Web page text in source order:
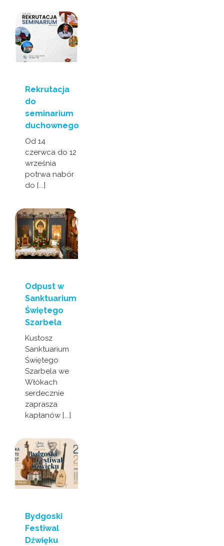
Rekrutacja
do
seminarium
duchownego
Od 14
czerwca do 12
września
potrwa nabór
do [...]
Odpust w
Sanktuarium
Świętego
Szarbela
Kustosz
Sanktuarium
Świętego
Szarbela we
Włókach
serdecznie
zaprasza
kapłanów [...]
Bydgoski
Festiwal
Dźwięku